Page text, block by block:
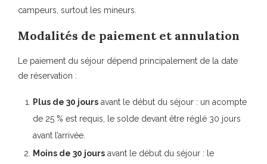
campeurs, surtout les mineurs.
Modalités de paiement et annulation
Le paiement du séjour dépend principalement de la date
de réservation :
Plus de 30 jours avant le début du séjour : un acompte
de 25 % est requis, le solde devant être réglé 30 jours
avant l’arrivée.
Moins de 30 jours avant le début du séjour : le